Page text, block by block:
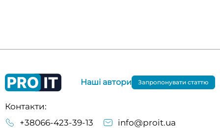
Контакти:
+38066-423-39-13
info@proit.ua
Наші автори Запропонувати статтю